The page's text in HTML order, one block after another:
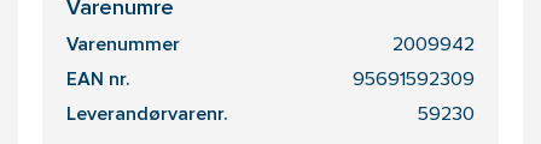
Varenumre
Varenummer 2009942
EAN nr. 95691592309
Leverandørvarenr. 59230